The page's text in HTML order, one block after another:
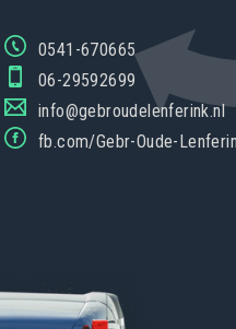
0541-670665
06-29592699
info@gebroudelenferink.nl
fb.com/Gebr-Oude-